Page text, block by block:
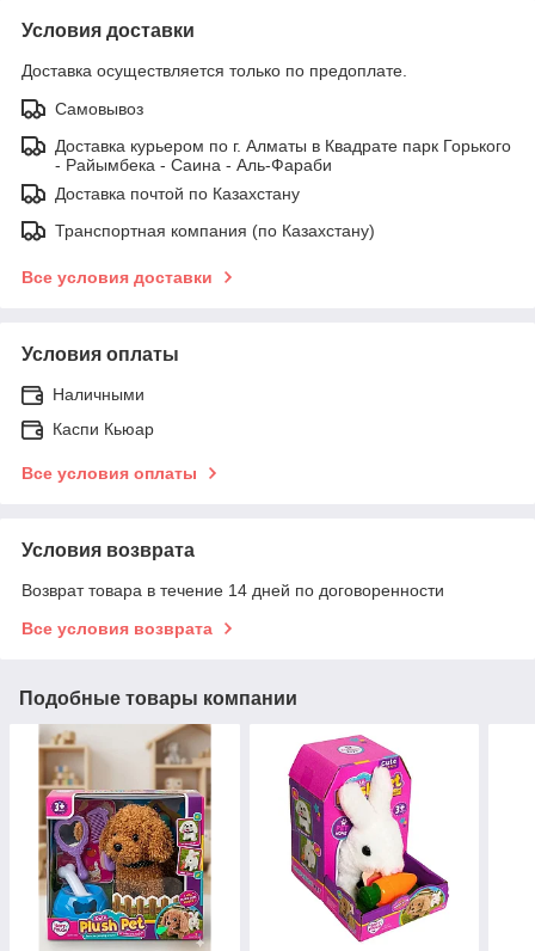
Условия доставки
Доставка осуществляется только по предоплате.
Самовывоз
Доставка курьером по г. Алматы в Квадрате парк Горького
- Райымбека - Саина - Аль-Фараби
Доставка почтой по Казахстану
Транспортная компания (по Казахстану)
Все условия доставки
Условия оплаты
Наличными
Каспи Кьюар
Все условия оплаты
Условия возврата
Возврат товара в течение 14 дней по договоренности
Все условия возврата
Подобные товары компании